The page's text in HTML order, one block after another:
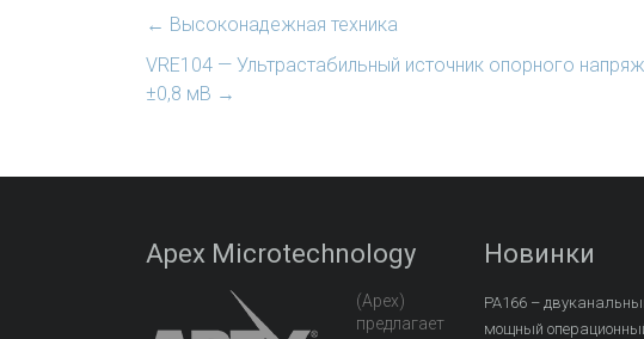
← Высоконадежная техника
VRE104 — Ультрастабильный источник опорного
±0,8 мВ →
Apex Microtechnology
(Apex)
предлагает
Новинки
PA166 –
мощный